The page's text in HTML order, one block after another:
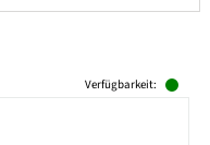
Verfügbarkeit: